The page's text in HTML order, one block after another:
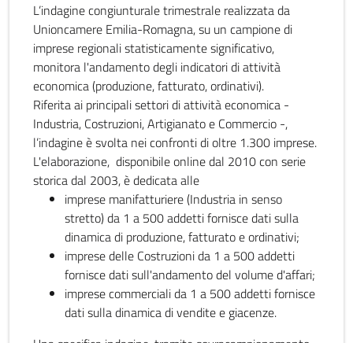
L’indagine congiunturale trimestrale realizzata da
Unioncamere Emilia-Romagna, su un campione di
imprese regionali statisticamente significativo,
monitora l'andamento degli indicatori di attività
economica (produzione, fatturato, ordinativi).
Riferita ai principali settori di attività economica -
Industria, Costruzioni, Artigianato e Commercio -,
l’indagine è svolta nei confronti di oltre 1.300 imprese.
L'elaborazione, disponibile online dal 2010 con serie
storica dal 2003, è dedicata alle
imprese manifatturiere (Industria in senso
stretto) da 1 a 500 addetti fornisce dati sulla
dinamica di produzione, fatturato e ordinativi;
imprese delle Costruzioni da 1 a 500 addetti
fornisce dati sull'andamento del volume d'affari;
imprese commerciali da 1 a 500 addetti fornisce
dati sulla dinamica di vendite e giacenze.